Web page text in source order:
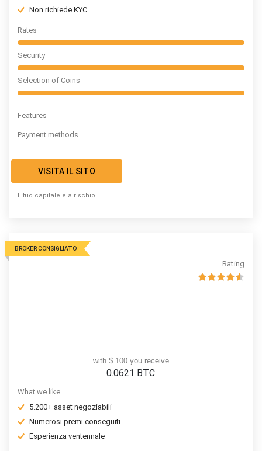
Non richiede KYC
Rates
Security
Selection of Coins
Features
Payment methods
VISITA IL SITO
Il tuo capitale è a rischio.
BROKER CONSIGLIATO
Rating
with $ 100 you receive
0.0621 BTC
What we like
5.200+ asset negoziabili
Numerosi premi conseguiti
Esperienza ventennale